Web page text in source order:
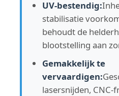
Uitgedreven Acrylblad
Acrylplaat van regenboog
UV-bestendig:
stabilisatie
behoudt de
blootstelling aan
Gemakkelijk te
vervaardigen:
lasersnijden, CNC-